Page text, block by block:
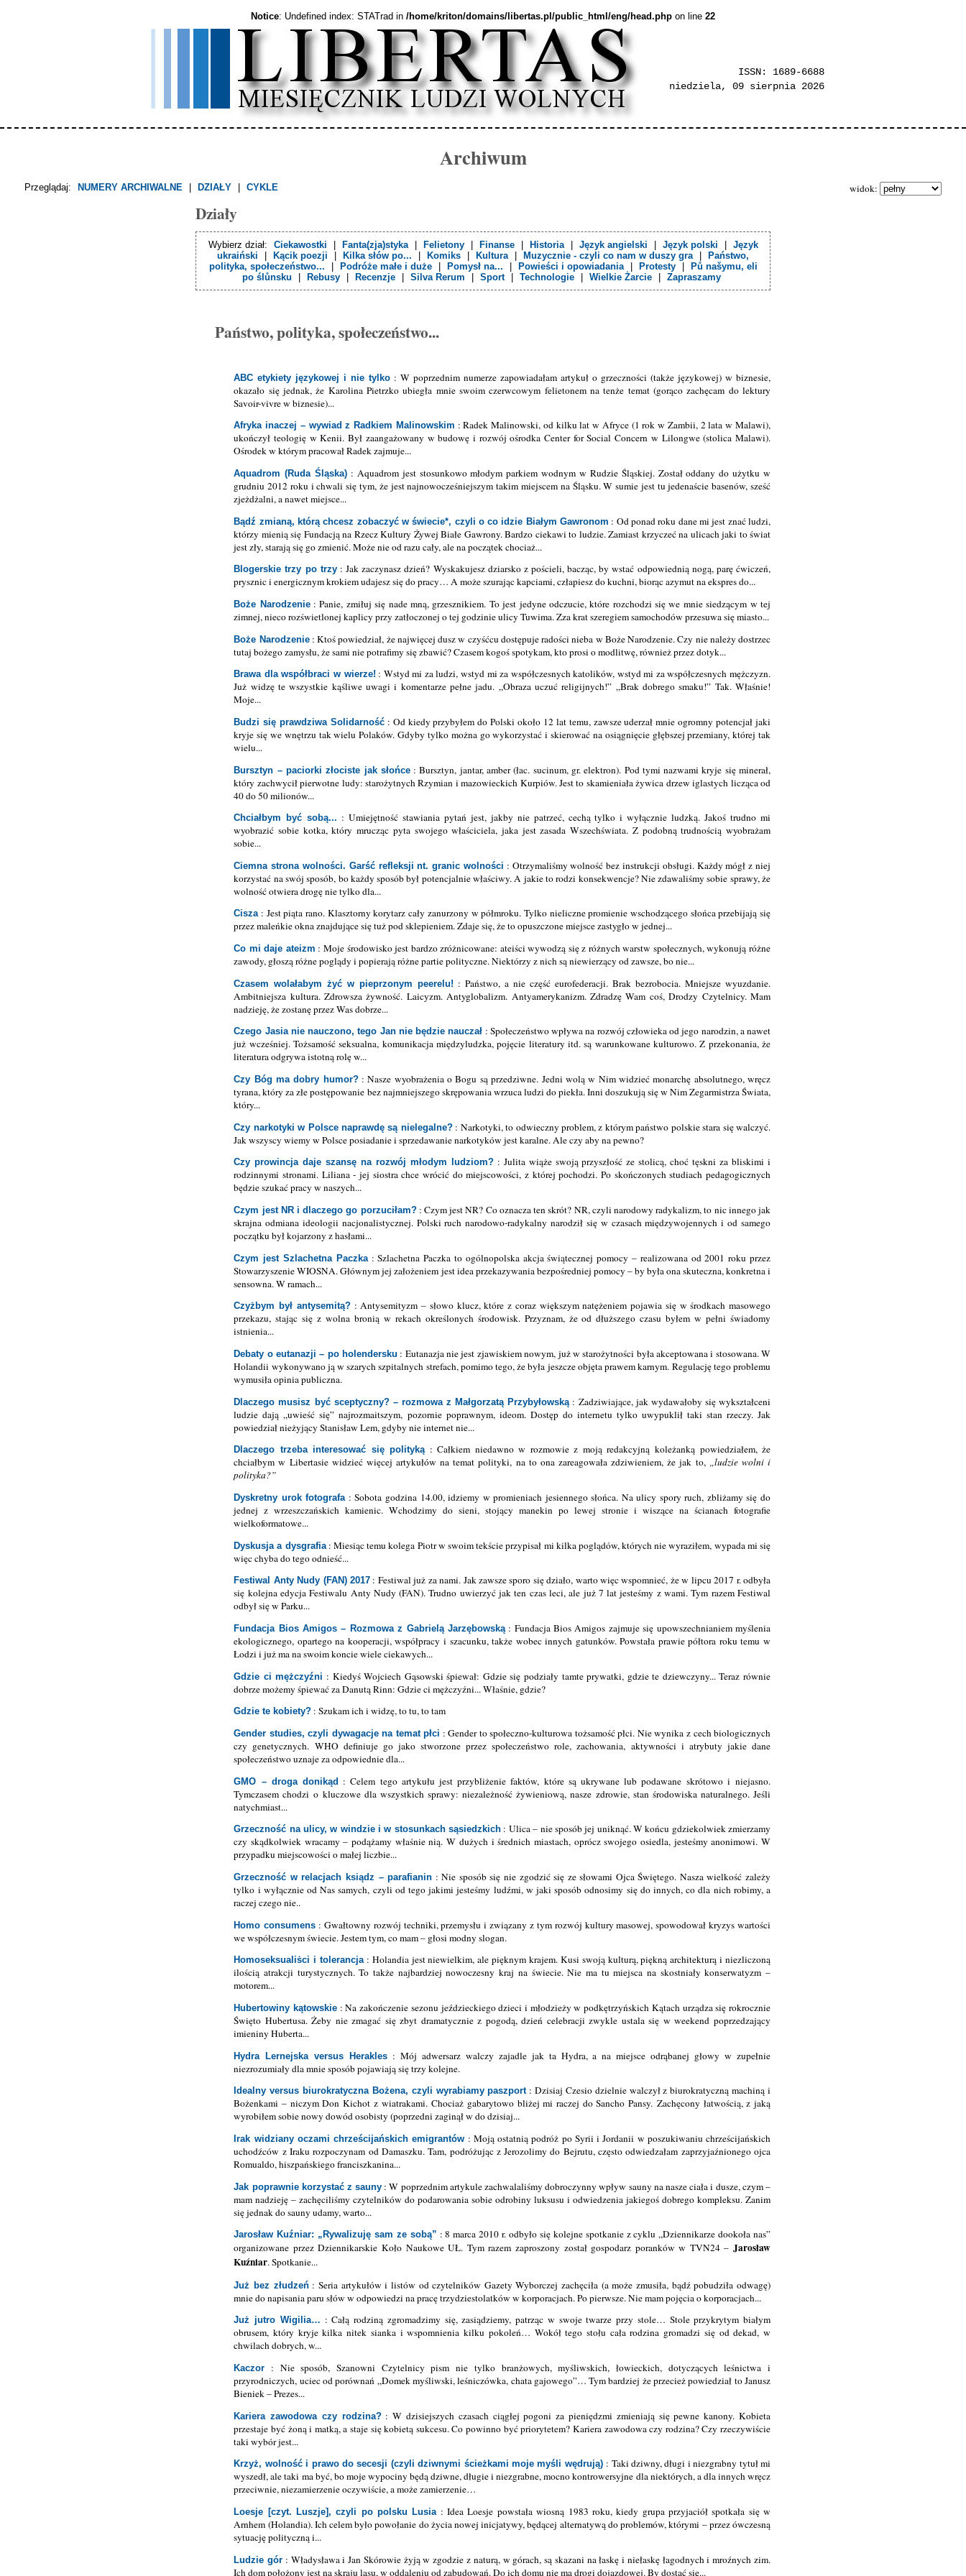
Notice: Undefined index: STATrad in /home/kriton/domains/libertas.pl/public_html/eng/head.php on line 22
ISSN: 1689-6688
niedziela, 09 sierpnia 2026
Archiwum
Przeglądaj: NUMERY ARCHIWALNE DZIAŁY CYKLE widok:
Działy
Wybierz dział: Ciekawostki Fanta(zja)styka Felietony Finanse Historia Język angielski Język polski
Język
ukraiński
Kącik poezji Kilka słów po... Komiks Kultura Muzycznie - czyli co nam w duszy gra
Państwo,
polityka, społeczeństwo...
Podróże małe i duże Pomysł na... Powieści i opowiadania Protesty
Pů našymu, eli
po ślůnsku
Rebusy Recenzje Silva Rerum Sport Technologie Wielkie Żarcie Zapraszamy
Państwo, polityka, społeczeństwo...
ABC etykiety językowej i nie tylko : W poprzednim numerze zapowiadałam artykuł o grzeczności (także językowej) w biznesie,
okazało się jednak, że Karolina Pietrzko ubiegła mnie swoim czerwcowym felietonem na tenże temat (gorąco zachęcam do lektury
Savoir-vivre w biznesie)...
Afryka inaczej – wywiad z Radkiem Malinowskim : Radek Malinowski, od kilku lat w Afryce (1 rok w Zambii, 2 lata w Malawi),
ukończył teologię w Kenii. Był zaangażowany w budowę i rozwój ośrodka Center for Social Concern w Lilongwe (stolica Malawi).
Ośrodek w którym pracował Radek zajmuje...
Aquadrom (Ruda Śląska) : Aquadrom jest stosunkowo młodym parkiem wodnym w Rudzie Śląskiej. Został oddany do użytku w
grudniu 2012 roku i chwali się tym, że jest najnowocześniejszym takim miejscem na Śląsku. W sumie jest tu jedenaście basenów, sześć
zjeżdżalni, a nawet miejsce...
Bądź zmianą, którą chcesz zobaczyć w świecie*, czyli o co idzie Białym Gawronom : Od ponad roku dane mi jest znać ludzi,
którzy mienią się Fundacją na Rzecz Kultury Żywej Białe Gawrony. Bardzo ciekawi to ludzie. Zamiast krzyczeć na ulicach jaki to świat
jest zły, starają się go zmienić. Może nie od razu cały, ale na początek chociaż...
Blogerskie trzy po trzy: Jak zaczynasz dzień? Wyskakujesz dziarsko z pościeli, bacząc, by wstać odpowiednią nogą, parę ćwiczeń,
prysznic i energicznym krokiem udajesz się do pracy… A może szurając kapciami, człapiesz do kuchni, biorąc azymut na ekspres do...
Boże Narodzenie: Panie, zmiłuj się nade mną, grzesznikiem. To jest jedyne odczucie, które rozchodzi się we mnie siedzącym w tej
zimnej, nieco rozświetlonej kaplicy przy zatłoczonej o tej godzinie ulicy Tuwima. Zza krat szeregiem samochodów przesuwa się miasto...
Boże Narodzenie: Ktoś powiedział, że najwięcej dusz w czyśćcu dostępuje radości nieba w Boże Narodzenie. Czy nie należy dostrzec
tutaj bożego zamysłu, że sami nie potrafimy się zbawić? Czasem kogoś spotykam, kto prosi o modlitwę, również przez dotyk...
Brawa dla współbraci w wierze! : Wstyd mi za ludzi, wstyd mi za współczesnych katolików, wstyd mi za współczesnych mężczyzn.
Już widzę te wszystkie kąśliwe uwagi i komentarze pełne jadu. „Obraza uczuć religijnych!” „Brak dobrego smaku!” Tak. Właśnie!
Moje...
Budzi się prawdziwa Solidarność: Od kiedy przybyłem do Polski około 12 lat temu, zawsze uderzał mnie ogromny potencjał jaki
kryje się we wnętrzu tak wielu Polaków. Gdyby tylko można go wykorzystać i skierować na osiągnięcie głębszej przemiany, której tak
wielu...
Bursztyn – paciorki złociste jak słońce: Bursztyn, jantar, amber (łac. sucinum, gr. elektron). Pod tymi nazwami kryje się minerał,
który zachwycił pierwotne ludy: starożytnych Rzymian i mazowieckich Kurpiów. Jest to skamieniała żywica drzew iglastych licząca od
40 do 50 milionów...
Chciałbym być sobą... : Umiejętność stawiania pytań jest, jakby nie patrzeć, cechą tylko i wyłącznie ludzką. Jakoś trudno mi
wyobrazić sobie kotka, który mrucząc pyta swojego właściciela, jaka jest zasada Wszechświata. Z podobną trudnością wyobrażam
sobie...
Ciemna strona wolności. Garść refleksji nt. granic wolności : Otrzymaliśmy wolność bez instrukcji obsługi. Każdy mógł z niej
korzystać na swój sposób, bo każdy sposób był potencjalnie właściwy. A jakie to rodzi konsekwencje? Nie zdawaliśmy sobie sprawy, że
wolność otwiera drogę nie tylko dla...
Cisza: Jest piąta rano. Klasztorny korytarz cały zanurzony w półmroku. Tylko nieliczne promienie wschodzącego słońca przebijają się
przez maleńkie okna znajdujące się tuż pod sklepieniem. Zdaje się, że to opuszczone miejsce zastygło w jednej...
Co mi daje ateizm : Moje środowisko jest bardzo zróżnicowane: ateiści wywodzą się z różnych warstw społecznych, wykonują różne
zawody, głoszą różne poglądy i popierają różne partie polityczne. Niektórzy z nich są niewierzący od zawsze, bo nie...
Czasem wolałabym żyć w pieprzonym peerelu! : Państwo, a nie część eurofederacji. Brak bezrobocia. Mniejsze wyuzdanie.
Ambitniejsza kultura. Zdrowsza żywność. Laicyzm. Antyglobalizm. Antyamerykanizm. Zdradzę Wam coś, Drodzy Czytelnicy. Mam
nadzieję, że zostanę przez Was dobrze...
Czego Jasia nie nauczono, tego Jan nie będzie nauczał : Społeczeństwo wpływa na rozwój człowieka od jego narodzin, a nawet
już wcześniej. Tożsamość seksualna, komunikacja międzyludzka, pojęcie literatury itd. są warunkowane kulturowo. Z przekonania, że
literatura odgrywa istotną rolę w...
Czy Bóg ma dobry humor?: Nasze wyobrażenia o Bogu są przedziwne. Jedni wolą w Nim widzieć monarchę absolutnego, wręcz
tyrana, który za złe postępowanie bez najmniejszego skrępowania wrzuca ludzi do piekła. Inni doszukują się w Nim Zegarmistrza Świata,
który...
Czy narkotyki w Polsce naprawdę są nielegalne?: Narkotyki, to odwieczny problem, z którym państwo polskie stara się walczyć.
Jak wszyscy wiemy w Polsce posiadanie i sprzedawanie narkotyków jest karalne. Ale czy aby na pewno?
Czy prowincja daje szansę na rozwój młodym ludziom?: Julita wiąże swoją przyszłość ze stolicą, choć tęskni za bliskimi i
rodzinnymi stronami. Liliana - jej siostra chce wrócić do miejscowości, z której pochodzi. Po skończonych studiach pedagogicznych
będzie szukać pracy w naszych...
Czym jest NR i dlaczego go porzuciłam?: Czym jest NR? Co oznacza ten skrót? NR, czyli narodowy radykalizm, to nic innego jak
skrajna odmiana ideologii nacjonalistycznej. Polski ruch narodowo-radykalny narodził się w czasach międzywojennych i od samego
początku był kojarzony z hasłami...
Czym jest Szlachetna Paczka: Szlachetna Paczka to ogólnopolska akcja świątecznej pomocy – realizowana od 2001 roku przez
Stowarzyszenie WIOSNA. Głównym jej założeniem jest idea przekazywania bezpośredniej pomocy – by była ona skuteczna, konkretna i
sensowna. W ramach...
Czyżbym był antysemitą?: Antysemityzm – słowo klucz, które z coraz większym natężeniem pojawia się w środkach masowego
przekazu, stając się z wolna bronią w rekach określonych środowisk. Przyznam, że od dłuższego czasu byłem w pełni świadomy
istnienia...
Debaty o eutanazji – po holendersku : Eutanazja nie jest zjawiskiem nowym, już w starożytności była akceptowana i stosowana. W
Holandii wykonywano ją w szarych szpitalnych strefach, pomimo tego, że była jeszcze objęta prawem karnym. Regulację tego problemu
wymusiła opinia publiczna.
Dlaczego musisz być sceptyczny? – rozmowa z Małgorzatą Przybyłowską: Zadziwiające, jak wydawałoby się wykształceni
ludzie dają „uwieść się” najrozmaitszym, pozornie poprawnym, ideom. Dostęp do internetu tylko uwypuklił taki stan rzeczy. Jak
powiedział nieżyjący Stanisław Lem, gdyby nie internet nie...
Dlaczego trzeba interesować się polityką: Całkiem niedawno w rozmowie z moją redakcyjną koleżanką powiedziałem, że
chciałbym w Libertasie widzieć więcej artykułów na temat polityki, na to ona zareagowała zdziwieniem, że jak to,
ludzie wolni i
polityka?
Dyskretny urok fotografa: Sobota godzina 14.00, idziemy w promieniach jesiennego słońca. Na ulicy spory ruch, zbliżamy się do
jednej z wrzeszczańskich kamienic. Wchodzimy do sieni, stojący manekin po lewej stronie i wiszące na ścianach fotografie
wielkoformatowe...
Dyskusja a dysgrafia: Miesiąc temu kolega Piotr w swoim tekście przypisał mi kilka poglądów, których nie wyraziłem, wypada mi się
więc chyba do tego odnieść...
Festiwal Anty Nudy (FAN) 2017 : Festiwal już za nami. Jak zawsze sporo się działo, warto więc wspomnieć, że w lipcu 2017 r. odbyła
się kolejna edycja Festiwalu Anty Nudy (FAN). Trudno uwierzyć jak ten czas leci, ale już 7 lat jesteśmy z wami. Tym razem Festiwal
odbył się w Parku...
Fundacja Bios Amigos – Rozmowa z Gabrielą Jarzębowską: Fundacja Bios Amigos zajmuje się upowszechnianiem myślenia
ekologicznego, opartego na kooperacji, współpracy i szacunku, także wobec innych gatunków. Powstała prawie półtora roku temu w
Łodzi i już ma na swoim koncie wiele ciekawych...
Gdzie ci mężczyźni : Kiedyś Wojciech Gąsowski śpiewał: Gdzie się podziały tamte prywatki, gdzie te dziewczyny... Teraz równie
dobrze możemy śpiewać za Danutą Rinn: Gdzie ci mężczyźni... Właśnie, gdzie?
Gdzie te kobiety? : Szukam ich i widzę, to tu, to tam
Gender studies, czyli dywagacje na temat płci : Gender to społeczno-kulturowa tożsamość płci. Nie wynika z cech biologicznych
czy genetycznych. WHO definiuje go jako stworzone przez społeczeństwo role, zachowania, aktywności i atrybuty jakie dane
społeczeństwo uznaje za odpowiednie dla...
GMO – droga donikąd : Celem tego artykułu jest przybliżenie faktów, które są ukrywane lub podawane skrótowo i niejasno.
Tymczasem chodzi o kluczowe dla wszystkich sprawy: niezależność żywieniową, nasze zdrowie, stan środowiska naturalnego. Jeśli
natychmiast...
Grzeczność na ulicy, w windzie i w stosunkach sąsiedzkich : Ulica – nie sposób jej uniknąć. W końcu gdziekolwiek zmierzamy
czy skądkolwiek wracamy – podążamy właśnie nią. W dużych i średnich miastach, oprócz swojego osiedla, jesteśmy anonimowi. W
przypadku miejscowości o małej liczbie...
Grzeczność w relacjach ksiądz – parafianin : Nie sposób się nie zgodzić się ze słowami Ojca Świętego. Nasza wielkość zależy
tylko i wyłącznie od Nas samych, czyli od tego jakimi jesteśmy ludźmi, w jaki sposób odnosimy się do innych, co dla nich robimy, a
raczej czego nie..
Homo consumens : Gwałtowny rozwój techniki, przemysłu i związany z tym rozwój kultury masowej, spowodował kryzys wartości
we współczesnym świecie. Jestem tym, co mam – głosi modny slogan.
Homoseksualiṡci i tolerancja: Holandia jest niewielkim, ale pięknym krajem. Kusi swoją kulturą, piękną architekturą i niezliczoną
ilością atrakcji turystycznych. To także najbardziej nowoczesny kraj na świecie. Nie ma tu miejsca na skostniały konserwatyzm –
motorem...
Hubertowiny kątowskie : Na zakończenie sezonu jeździeckiego dzieci i młodzieży w podkętrzyńskich Kątach urządza się rokrocznie
Święto Hubertusa. Żeby nie zmagać się zbyt dramatycznie z pogodą, dzień celebracji zwykle ustala się w weekend poprzedzający
imieniny Huberta...
Hydra Lernejska versus Herakles : Mój adwersarz walczy zajadle jak ta Hydra, a na miejsce odrąbanej głowy w zupełnie
niezrozumiały dla mnie sposób pojawiają się trzy kolejne.
Idealny versus biurokratyczna Bożena, czyli wyrabiamy paszport: Dzisiaj Czesio dzielnie walczył z biurokratyczną machiną i
Bożenkami – niczym Don Kichot z wiatrakami. Chociaż gabarytowo bliżej mi raczej do Sancho Pansy. Zachęcony łatwością, z jaką
wyrobiłem sobie nowy dowód osobisty (poprzedni zaginął w do dzisiaj...
Irak widziany oczami chrześcijańskich emigrantów : Moją ostatnią podróż po Syrii i Jordanii w poszukiwaniu chrześcijańskich
uchodźców z Iraku rozpoczynam od Damaszku. Tam, podróżując z Jerozolimy do Bejrutu, często odwiedzałam zaprzyjaźnionego ojca
Romualdo, hiszpańskiego franciszkanina...
Jak poprawnie korzystać z sauny : W poprzednim artykule zachwalaliśmy dobroczynny wpływ sauny na nasze ciała i dusze, czym –
mam nadzieję – zachęciliśmy czytelników do podarowania sobie odrobiny luksusu i odwiedzenia jakiegoś dobrego kompleksu. Zanim
się jednak do sauny udamy, warto...
Jarosław Kuźniar: „Rywalizuję sam ze sobą” : 8 marca 2010 r. odbyło się kolejne spotkanie z cyklu „Dziennikarze dookoła nas”
organizowane przez Dziennikarskie Koło Naukowe UŁ. Tym razem zaproszony został gospodarz poranków w TVN24 – Jarosław
Kuźniar. Spotkanie...
Już bez złudzeń: Seria artykułów i listów od czytelników Gazety Wyborczej zachęciła (a może zmusiła, bądź pobudziła odwagę)
mnie do napisania paru słów w odpowiedzi na pracę trzydziestolatków w korporacjach. Po pierwsze. Nie mam pojęcia o korporacjach...
Już jutro Wigilia… : Całą rodziną zgromadzimy się, zasiądziemy, patrząc w swoje twarze przy stole… Stole przykrytym białym
obrusem, który kryje kilka nitek sianka i wspomnienia kilku pokoleń… Wokół tego stołu cała rodzina gromadzi się od dekad, w
chwilach dobrych, w...
Kaczor
: Nie sposób, Szanowni Czytelnicy pism nie tylko branżowych, myśliwskich, łowieckich, dotyczących leśnictwa i
przyrodniczych, uciec od porównań „Domek myśliwski, leśniczówka, chata gajowego”… Tym bardziej że przecież powiedział to Janusz
Bieniek – Prezes...
Kariera zawodowa czy rodzina?: W dzisiejszych czasach ciągłej pogoni za pieniędzmi zmieniają się pewne kanony. Kobieta
przestaje być żoną i matką, a staje się kobietą sukcesu. Co powinno być priorytetem? Kariera zawodowa czy rodzina? Czy rzeczywiście
taki wybór jest...
Krzyż, wolność i prawo do secesji (czyli dziwnymi ścieżkami moje myśli wędrują) : Taki dziwny, długi i niezgrabny tytuł mi
wyszedł, ale taki ma być, bo moje wypociny będą dziwne, długie i niezgrabne, mocno kontrowersyjne dla niektórych, a dla innych wręcz
przeciwnie, niezamierzenie oczywiście, a może zamierzenie…
Loesje [czyt. Luszje], czyli po polsku Lusia: Idea Loesje powstała wiosną 1983 roku, kiedy grupa przyjaciół spotkała się w
Arnhem (Holandia). Ich celem było powołanie do życia nowej inicjatywy, będącej alternatywą do problemów, którymi – przez ówczesną
sytuację polityczną i...
Ludzie gór : Władysława i Jan Skórowie żyją w zgodzie z naturą, w górach, są skazani na łaskę i niełaskę łagodnych i mroźnych zim.
Ich dom położony jest na skraju lasu, w oddaleniu od zabudowań. Do ich domu nie ma drogi dojazdowej. By dostać się...